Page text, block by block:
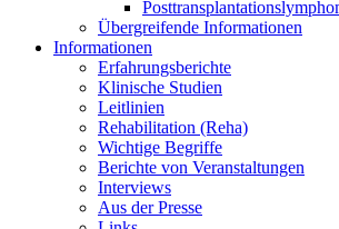
Übergreifende Informationen
Informationen
Erfahrungsberichte
Klinische Studien
Leitlinien
Rehabilitation (Reha)
Wichtige Begriffe
Berichte von Veranstaltungen
Interviews
Aus der Presse